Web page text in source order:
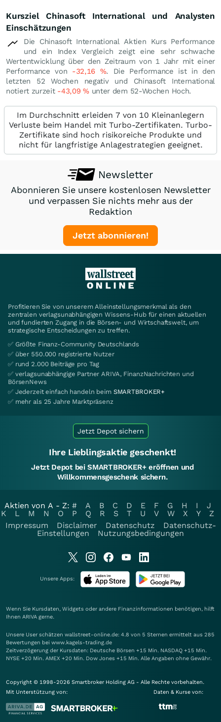
Kursziel Chinasoft International und Analysten
Einschätzungen
Die Chinasoft International Aktien Kurs Performance
und ein Index Vergleich zeigt eine sehr schwache
Wertentwicklung über den Zeitraum von 1 Jahr mit einer
Performance von -32,16 %. Die Performance ist in den
letzten 52 Wochen negativ und Chinasoft International
notiert zurzeit -43,09%unter dem 52-Wochen Hoch.
Im Durchschnitt erleiden 7 von 10 Kleinanlegern
Verluste beim Handel mit Turbo-Zertifikaten. Turbo-
Zertifikate sind hoch risikoreiche Produkte und
nicht für langfristige Anlagestrategien geeignet.
Newsletter
Abonnieren Sie unsere kostenlosen Newsletter
und verpassen Sie nichts mehr aus der
Redaktion
Jetzt abonnieren!
Profitieren Sie von unserem Alleinstellungsmerkmal als den
zentralen verlagsunabhängigen Wissens-Hub für einen aktuellen
und fundierten Zugang in die Börsen- und Wirtschaftswelt, um
strategische Entscheidungen zu treffen.
✅ Größte Finanz-Community Deutschlands
✅ über 550.000 registrierte Nutzer
✅ rund 2.000 Beiträge pro Tag
✅ verlagsunabhängige Partner ARIVA, FinanzNachrichten und
BörsenNews
✅ Jederzeit einfach handeln beim SMARTBROKER+
✅ mehr als 25 Jahre Marktpräsenz
Jetzt Depot sichern
Ihre Lieblingsaktie geschenkt!
Jetzt Depot bei SMARTBROKER+ eröffnen und
Willkommensgeschenk sichern.
Aktien von A - Z: # A B C D E F G H I
J
K
L M N O P Q R S T U V W X Y
Z
Impressum
Disclaimer Datenschutz
Datenschutz-
Einstellungen
Nutzungsbedingungen
Unsere Apps:
Wenn Sie Kursdaten, Widgets oder andere Finanzinformationen benötigen, hilft
Ihnen ARIVA gerne.
Unsere User schätzen wallstreet-online.de: 4.8 von 5 Sternen ermittelt aus 285
Bewertungen bei www.kagels-trading.de
Zeitverzögerung der Kursdaten: Deutsche Börsen +15 Min. NASDAQ +15 Min.
NYSE +20 Min. AMEX +20 Min. Dow Jones +15 Min. Alle Angaben ohne Gewähr.
Copyright © 1998-2026 Smartbroker Holding AG - Alle Rechte vorbehalten.
Mit Unterstützung von:
Daten & Kurse von: